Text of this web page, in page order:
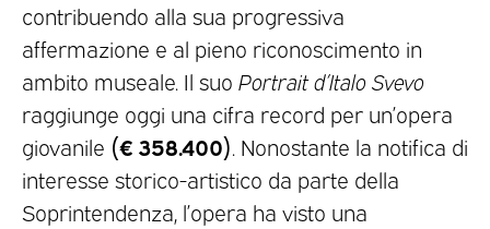
contribuendo alla sua progressiva
affermazione e al pieno riconoscimento in
ambito museale. Il suo Portrait d’Italo Svevo
raggiunge oggi una cifra record per un’opera
giovanile (€ 358.400). Nonostante la notifica di
interesse storico-artistico da parte della
Soprintendenza, l’opera ha visto una